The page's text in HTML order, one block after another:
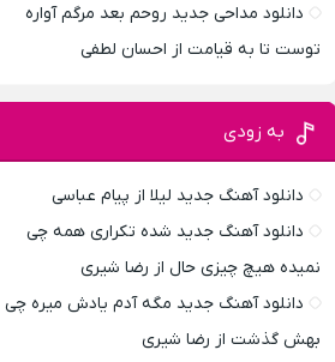
دانلود مداحی جدید روحم بعد مرگم آواره
توست تا به قیامت از احسان لطفی
به زودی
دانلود آهنگ جدید لیلا از پیام عباسی
دانلود آهنگ جدید شده تکراری همه چی
نمیده هیچ چیزی حال از رضا شیری
دانلود آهنگ جدید مگه آدم یادش میره چی
بهش گذشت از رضا شیری